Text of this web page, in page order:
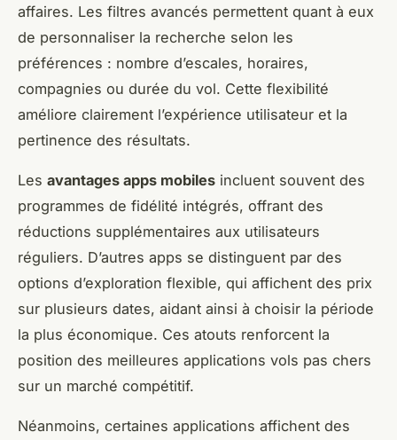
affaires. Les filtres avancés permettent quant à eux
de personnaliser la recherche selon les
préférences : nombre d’escales, horaires,
compagnies ou durée du vol. Cette flexibilité
améliore clairement l’expérience utilisateur et la
pertinence des résultats.
Les avantages apps mobiles incluent souvent des
programmes de fidélité intégrés, offrant des
réductions supplémentaires aux utilisateurs
réguliers. D’autres apps se distinguent par des
options d’exploration flexible, qui affichent des prix
sur plusieurs dates, aidant ainsi à choisir la période
la plus économique. Ces atouts renforcent la
position des meilleures applications vols pas chers
sur un marché compétitif.
Néanmoins, certaines applications affichent des